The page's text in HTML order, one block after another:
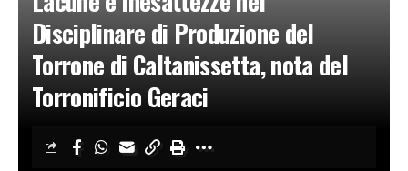
Disciplinare di Produzione del
Torrone di Caltanissetta, nota del
Torronificio Geraci